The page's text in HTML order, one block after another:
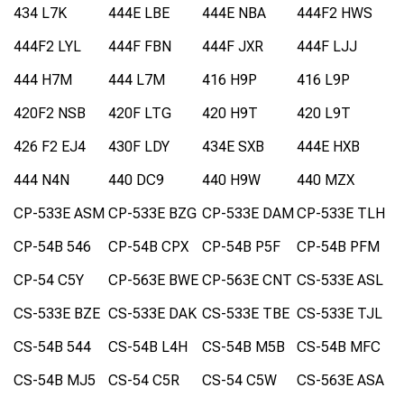
434 L7K 444E LBE 444E NBA
444F2 HWS
444F2 LYL
444F FBN 444F JXR
444F LJJ
444 H7M
444 L7M 416 H9P
416 L9P
420F2 NSB
420F LTG 420 H9T
420 L9T
426 F2 EJ4
430F LDY 434E SXB
444E HXB
444 N4N
440 DC9 440 H9W
440 MZX
CP-533E ASM CP-533E BZG CP-533E DAMCP-533E TLH
CP-54B 546
CP-54B CPX CP-54B P5F
CP-54B PFM
CP-54 C5Y
CP-563E BWE CP-563E CNT CS-533E ASL
CS-533E BZE CS-533E DAK CS-533E TBE CS-533E TJL
CS-54B 544
CS-54B L4H CS-54B M5B
CS-54B MFC
CS-54B MJ5
CS-54 C5R CS-54 C5W
CS-563E ASA